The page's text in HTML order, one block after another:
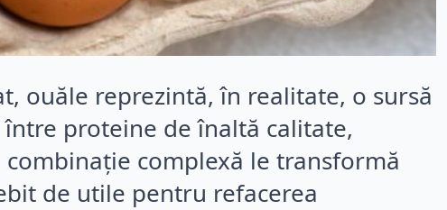
ouăle reprezintă, în realitate, o sursă
proteine de înaltă calitate,
complexă le transformă
de utile pentru refacerea